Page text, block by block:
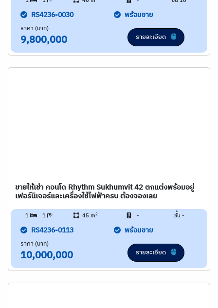
RS4236-0030 พร้อมขาย
ราคา (บาท)
9,800,000 รายละเอียด
ขายให้เช่า คอนโด Rhythm Sukhumvit 42 ตกแต่งพร้อมอยู่
เฟอร์นิเจอร์และเครื่องใช้ไฟฟ้าครบ ต้องจองเลย
1 1 45 m2 - ชั้น -
RS4236-0113 พร้อมขาย
ราคา (บาท)
10,000,000 รายละเอียด